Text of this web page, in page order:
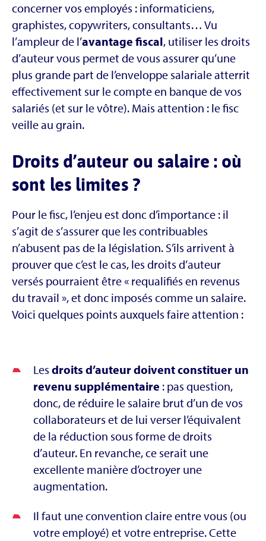
concerner vos employés : informaticiens,
graphistes, copywriters, consultants… Vu
l’ampleur de l’avantage fiscal, utiliser les droits
d’auteur vous permet de vous assurer qu’une
plus grande part de l’enveloppe salariale atterrit
effectivement sur le compte en banque de vos
salariés (et sur le vôtre). Mais attention : le fisc
veille au grain.
Droits d’auteur ou salaire : où
sont les limites ?
Pour le fisc, l’enjeu est donc d’importance : il
s’agit de s’assurer que les contribuables
n’abusent pas de la législation. S’ils arrivent à
prouver que c’est le cas, les droits d’auteur
versés pourraient être « requalifiés en revenus
du travail », et donc imposés comme un salaire.
Voici quelques points auxquels faire attention :
Les droits d’auteur doivent constituer un
revenu supplémentaire : pas question,
donc, de réduire le salaire brut d’un de vos
collaborateurs et de lui verser l’équivalent
de la réduction sous forme de droits
d’auteur. En revanche, ce serait une
excellente manière d’octroyer une
augmentation.
Il faut une convention claire entre vous (ou
votre employé) et votre entreprise. Cette